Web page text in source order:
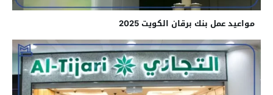
مواعيد عمل بنك برقان الكويت 2025